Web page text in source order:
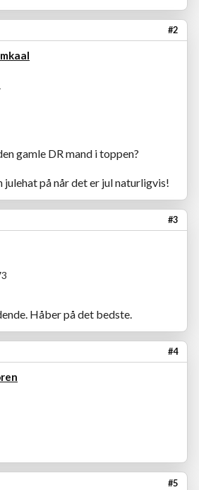
#2
gamle DR mand i toppen?
julehat på når det er jul naturligvis!
#3
Håber på det bedste.
#4
#5